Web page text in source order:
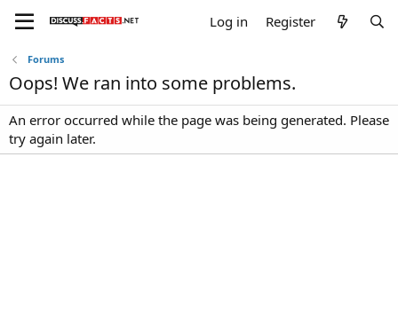
Log in Register
Forums
Oops! We ran into some problems.
An error occurred while the page was being generated. Please
try again later.